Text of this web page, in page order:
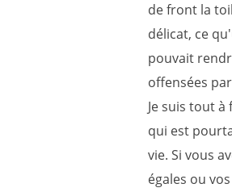
de front la
délicat, ce
pouvait
offensées
Je suis tout
qui est
vie. Si vous
égales ou